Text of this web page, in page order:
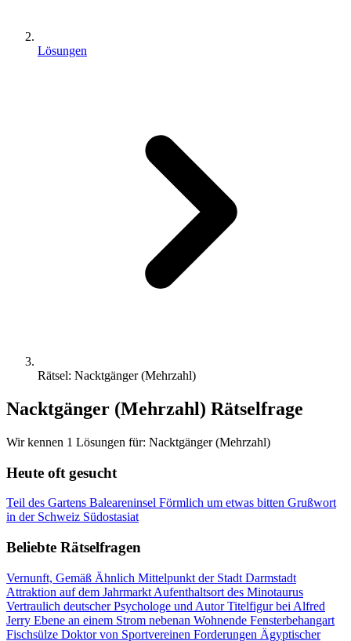
Lösungen
Rätsel: Nacktgänger (Mehrzahl)
Nacktgänger (Mehrzahl) Rätselfrage
Wir kennen 1 Lösungen für: Nacktgänger (Mehrzahl)
Heute oft gesucht
Teil des Gartens Baleareninsel Förmlich um etwas bitten Grußwort
in der Schweiz Südostasiat
Beliebte Rätselfragen
Vernunft, Gemäß Ähnlich Mittelpunkt der Stadt Darmstadt
Attraktion auf dem Jahrmarkt Aufenthaltsort des Minotaurus
Vertraulich deutscher Psychologe und AutorTitelfigur bei Alfred
Jerry Ebene an einem Strom nebenan Wohnende Fensterbehangart
Fischsülze Doktor von Sportvereinen Forderungen Ägyptischer